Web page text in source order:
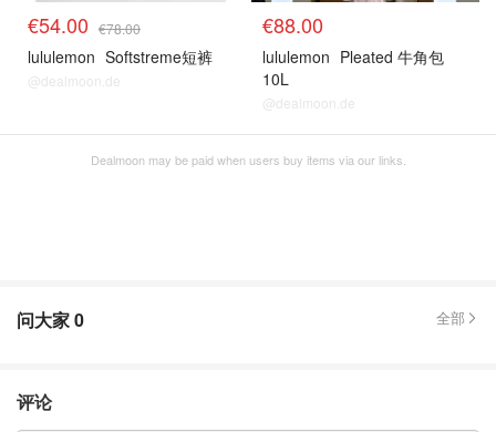
€54.00 €78.00
lululemon Softstreme短裤
@dealmoon.de
€88.00
lululemon Pleated 牛角包
10L
@dealmoon.de
Dealmoon may be paid when users buy items via our links.
问大家0 全部
评论